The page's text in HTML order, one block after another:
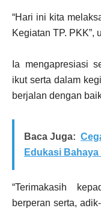
“Hari ini kita
Kegiatan TP. PKK”,
Ia mengapresiasi
ikut serta dalam
berjalan dengan
Baca Juga:
Edukasi
“Terimakasih
berperan serta,